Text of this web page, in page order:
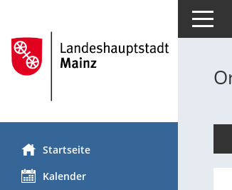
Startseite
Kalender
Toggle